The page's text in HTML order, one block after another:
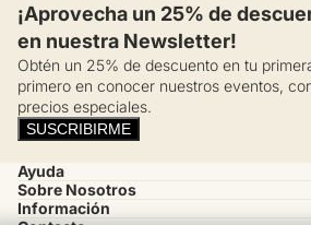
¡Aprovecha un 25% de
en nuestra Newsletter!
Obtén un 25% de descuento en tu
primero en conocer nuestros eventos,
precios especiales.
SUSCRIBIRME
Ayuda
Sobre Nosotros
Información